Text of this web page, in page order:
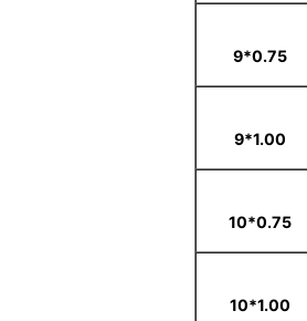
0.75*9
1.00*9
0.75*10
1.00*10